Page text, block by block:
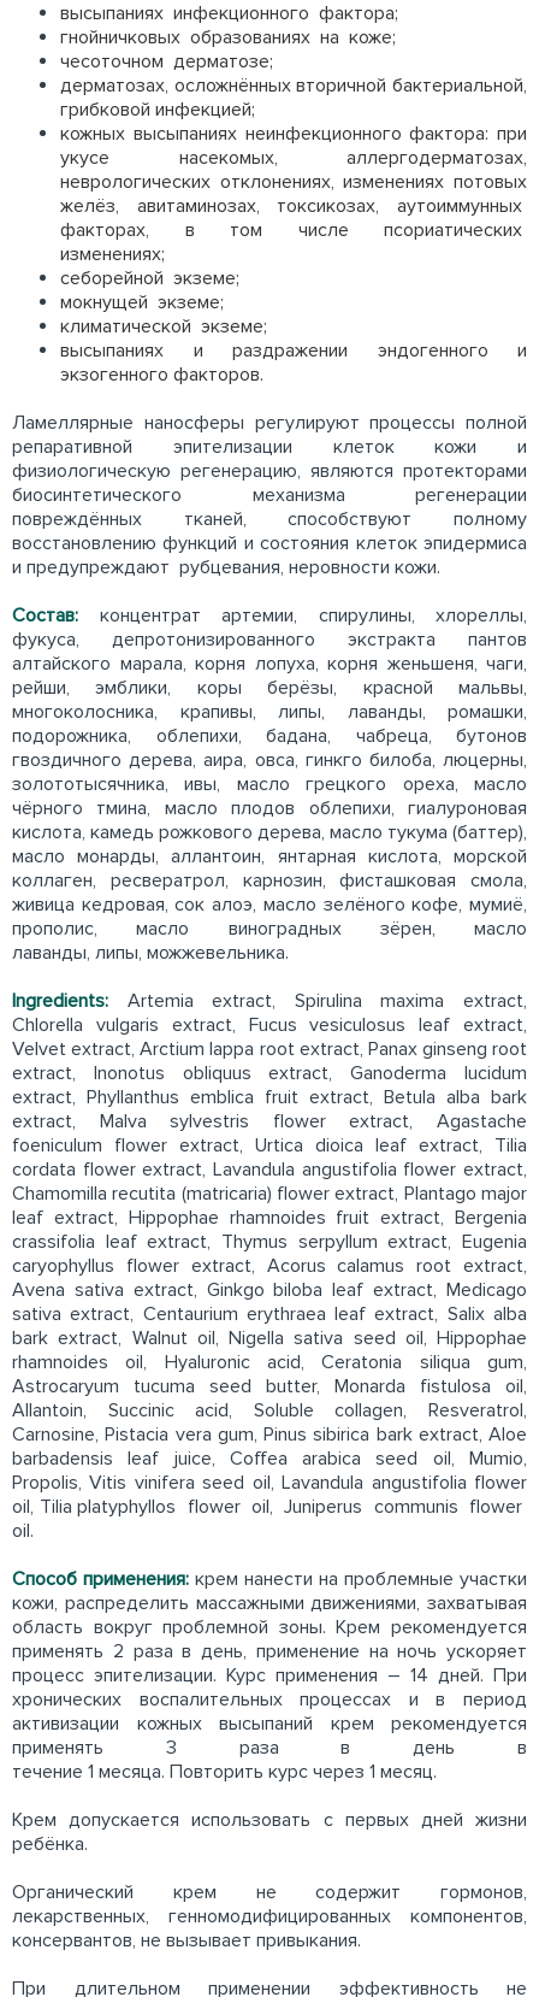
высыпаниях инфекционного фактора;
гнойничковых образованиях на коже;
чесоточном дерматозе;
дерматозах, осложнённых вторичной бактериальной,
грибковой инфекцией;
кожных высыпаниях неинфекционного фактора: при
укусе насекомых, аллергодерматозах,
неврологических отклонениях, изменениях потовых
желёз, авитаминозах, токсикозах, аутоиммунных
факторах, в том числе псориатических
изменениях;
себорейной экземе;
мокнущей экземе;
климатической экземе;
высыпаниях и раздражении эндогенного и
экзогенного факторов.
Ламеллярные наносферы регулируют процессы полной
репаративной эпителизации клеток кожи и
физиологическую регенерацию, являются протекторами
биосинтетического механизма регенерации
повреждённых тканей, способствуют полному
восстановлению функций и состояния клеток эпидермиса
и предупреждают рубцевания, неровности кожи.
Состав: концентрат артемии, спирулины, хлореллы,
фукуса, депротонизированного экстракта пантов
алтайского марала, корня лопуха, корня женьшеня, чаги,
рейши, эмблики, коры берёзы, красной мальвы,
многоколосника, крапивы, липы, лаванды, ромашки,
подорожника, облепихи, бадана, чабреца, бутонов
гвоздичного дерева, аира, овса, гинкго билоба, люцерны,
золототысячника, ивы, масло грецкого ореха, масло
чёрного тмина, масло плодов облепихи, гиалуроновая
кислота, камедь рожкового дерева, масло тукума (баттер),
масло монарды, аллантоин, янтарная кислота, морской
коллаген, ресвератрол, карнозин, фисташковая смола,
живица кедровая, сок алоэ, масло зелёного кофе, мумиё,
прополис, масло виноградных зёрен, масло
лаванды, липы, можжевельника.
Ingredients: Artemia extract, Spirulina maxima extract,
Chlorella vulgaris extract, Fucus vesiculosus leaf extract,
Velvet extract, Arctium lappa root extract, Panax ginseng root
extract, Inonotus obliquus extract, Ganoderma lucidum
extract, Phyllanthus emblica fruit extract, Betula alba bark
extract, Malva sylvestris flower extract, Agastache
foeniculum flower extract, Urtica dioica leaf extract, Tilia
cordata flower extract, Lavandula angustifolia flower extract,
Chamomilla recutita (matricaria) flower extract, Plantago major
leaf extract, Hippophae rhamnoides fruit extract, Bergenia
crassifolia leaf extract, Thymus serpyllum extract, Eugenia
caryophyllus flower extract, Acorus calamus root extract,
Avena sativa extract, Ginkgo biloba leaf extract, Medicago
sativa extract, Centaurium erythraea leaf extract, Salix alba
bark extract, Walnut oil, Nigella sativa seed oil, Hippophae
rhamnoides oil, Hyaluronic acid, Ceratonia siliqua gum,
Astrocaryum tucuma seed butter, Monarda fistulosa oil,
Allantoin, Succinic acid, Soluble collagen, Resveratrol,
Carnosine, Pistacia vera gum, Pinus sibirica bark extract, Aloe
barbadensis leaf juice, Coffea arabica seed oil, Mumio,
Propolis, Vitis vinifera seed oil, Lavandula angustifolia flower
oil, Tilia platyphyllos flower oil, Juniperus communis flower
oil.
Способ применения: крем нанести на проблемные участки
кожи, распределить массажными движениями, захватывая
область вокруг проблемной зоны. Крем рекомендуется
применять 2 раза в день, применение на ночь ускоряет
процесс эпителизации. Курс применения – 14 дней. При
хронических воспалительных процессах и в период
активизации кожных высыпаний крем рекомендуется
применять 3 раза в день в
течение 1 месяца. Повторить курс через 1 месяц.
Крем допускается использовать с первых дней жизни
ребёнка.
Органический крем не содержит гормонов,
лекарственных, генномодифицированных компонентов,
консервантов, не вызывает привыкания.
При длительном применении эффективность не